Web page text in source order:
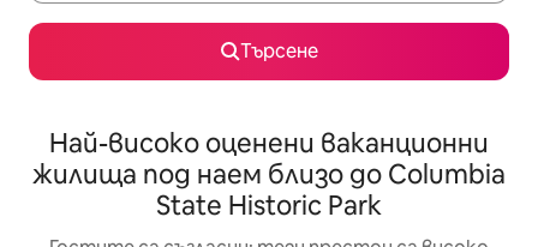
Търсене
Най-високо оценени ваканционни
жилища под наем близо до Columbia
State Historic Park